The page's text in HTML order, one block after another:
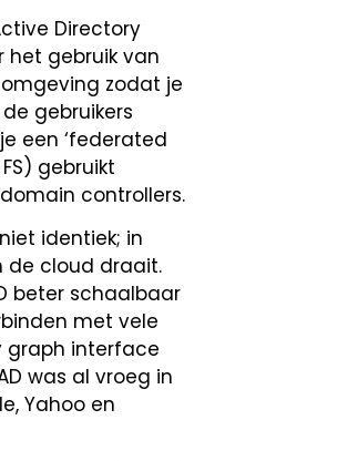
Directory
het gebruik van
zodat je
gebruikers
een ‘federated
gebruikt
controllers.
identiek; in
de cloud draait.
beter schaalbaar
met vele
graph interface
was al vroeg in
Yahoo en